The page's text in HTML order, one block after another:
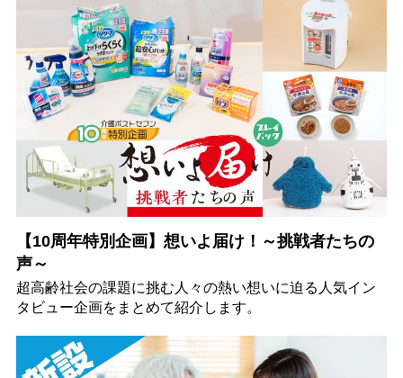
【10周年特別企画】想いよ届け！～挑戦者たちの
声～
超高齢社会の課題に挑む人々の熱い想いに迫る人気イン
タビュー企画をまとめて紹介します。